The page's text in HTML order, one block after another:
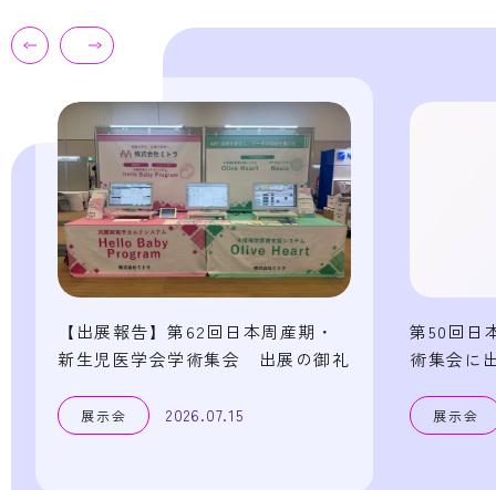
【出展報告】第62回日本周産期・
新生児医学会学術集会 出展の御礼
展示会 2026.07.15
第50回日
術集会に
展示会